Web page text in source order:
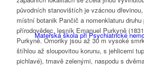
Mateřská škola při Psychiatrické
původních stanovištích je vzácnou
místní botanik Pančič a nomenklaturu
přírodovědec, lesník Emanuel Purkyně
Purkyně. Omoriky jsou až 30 m vysoké
štíhlou až sloupovitou korunu, s jehlicemi
pichlavé), tmavě zelenými, naspodu s